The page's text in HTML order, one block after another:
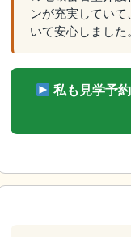
ンが充実してい
いて安心しました
私も見学予